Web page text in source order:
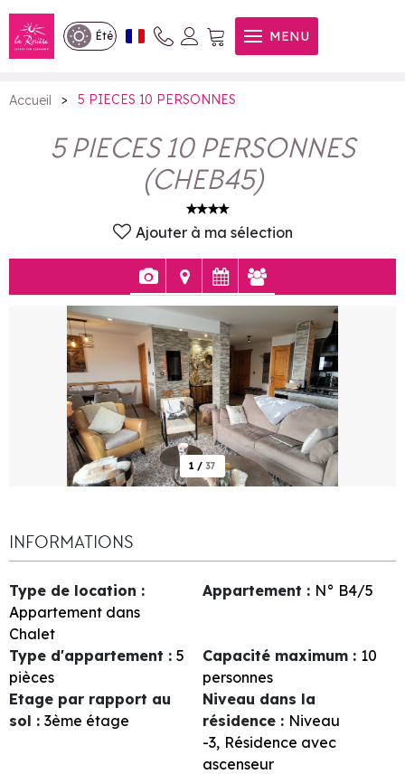
Été MENU
5 PIECES 10 PERSONNES
Accueil > 5 PIECES 10 PERSONNES
5 PIECES 10 PERSONNES
(CHEB45)
Ajouter à ma sélection
1 / 37
INFORMATIONS
Type de location :
Appartement dans
Chalet
Appartement : N° B4/5
Type d'appartement : 5
pièces
Capacité maximum : 10
personnes
Etage par rapport au
sol : 3ème étage
Niveau dans la
résidence : Niveau
-3 Résidence avec
ascenseur